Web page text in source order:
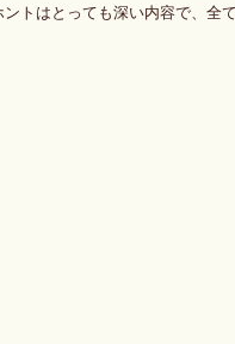
トはとっても深い内容で、全